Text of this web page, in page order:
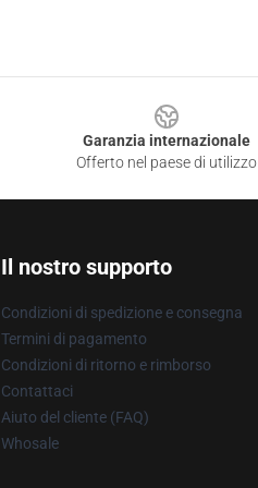
Garanzia internazionale
Offerto nel paese di utilizzo
Il nostro supporto
Condizioni di spedizione e consegna
Termini di pagamento
Condizioni di ritorno e rimborso
Contattaci
Aiuto del cliente (FAQ)
Whosale